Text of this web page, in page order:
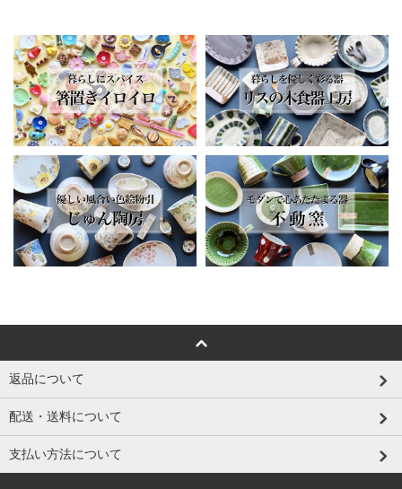
返品について
配送・送料について
支払い方法について